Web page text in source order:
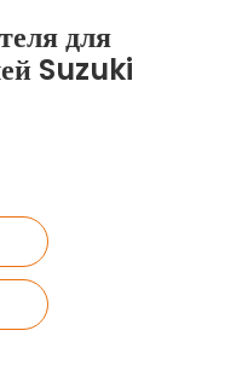
для
Suzuki